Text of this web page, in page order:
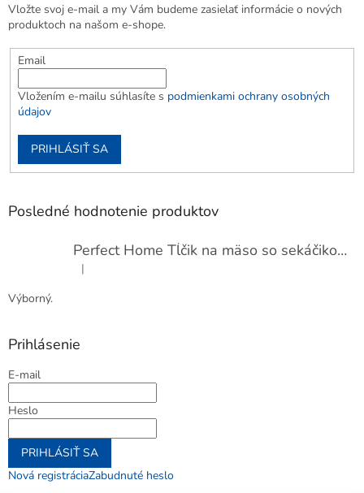
Vložte svoj e-mail a my Vám budeme zasielať informácie o nových
produktoch na našom e-shope.
Email
Vložením e-mailu súhlasíte s podmienkami ochrany osobných
údajov
PRIHLÁSIŤ SA
Posledné hodnotenie produktov
Perfect Home Tĺčik na mäso so sekáčikom, 56893
Hodnotenie produktu je 5 z 5 hviezdičiek.
|
Výborný.
Prihlásenie
E-mail
Heslo
PRIHLÁSIŤ SA
Nová registráciaZabudnuté heslo